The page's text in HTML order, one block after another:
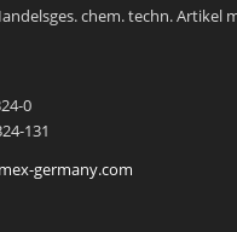
chem. techn. Artikel
0
131
germany.com